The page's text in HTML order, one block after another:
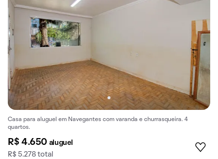
Casa para aluguel em Navegantes com varanda e churrasqueira. 4
quartos.
R$ 4.650 aluguel
R$ 5.278 total